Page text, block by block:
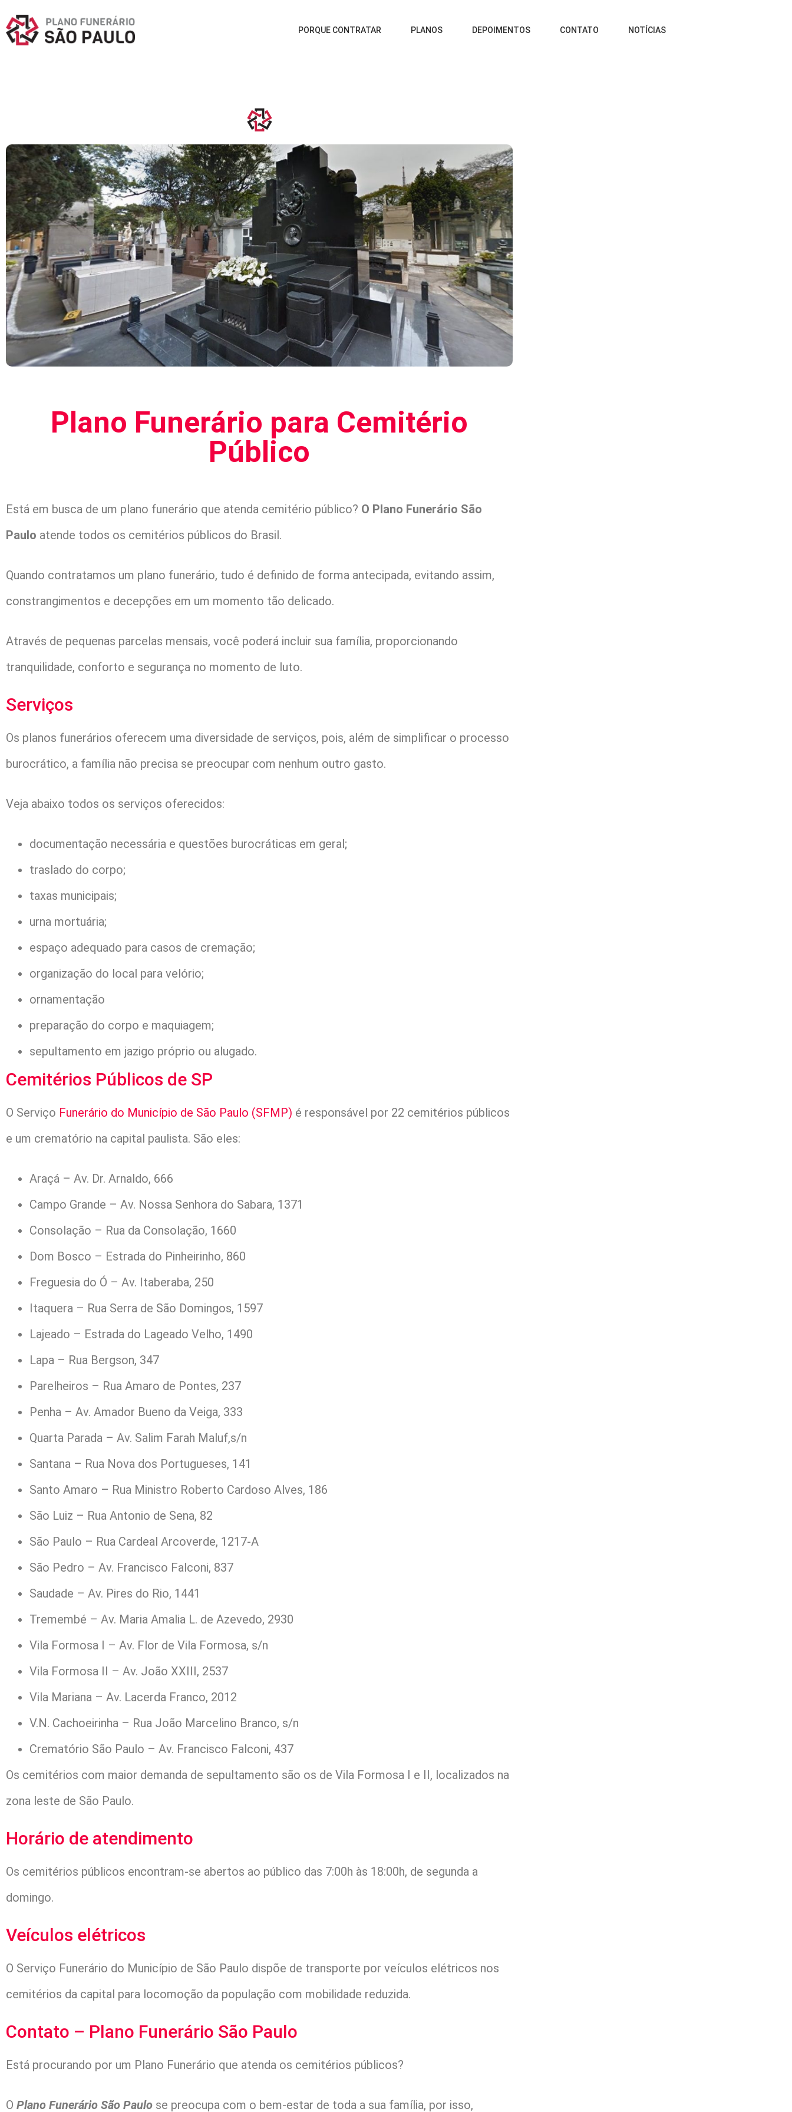
PORQUE CONTRATAR PLANOS DEPOIMENTOS CONTATO NOTÍCIAS
Plano Funerário para Cemitério
Público
Está em busca de um plano funerário que atenda cemitério público? O Plano Funerário São
Paulo atende todos os cemitérios públicos do Brasil.
Quando contratamos um plano funerário, tudo é definido de forma antecipada, evitando assim,
constrangimentos e decepções em um momento tão delicado.
Através de pequenas parcelas mensais, você poderá incluir sua família, proporcionando
tranquilidade, conforto e segurança no momento de luto.
Serviços
Os planos funerários oferecem uma diversidade de serviços, pois, além de simplificar o processo
burocrático, a família não precisa se preocupar com nenhum outro gasto.
Veja abaixo todos os serviços oferecidos:
documentação necessária e questões burocráticas em geral;
traslado do corpo;
taxas municipais;
urna mortuária;
espaço adequado para casos de cremação;
organização do local para velório;
ornamentação
preparação do corpo e maquiagem;
sepultamento em jazigo próprio ou alugado.
Cemitérios Públicos de SP
O Serviço Funerário do Município de São Paulo (SFMP) é responsável por 22 cemitérios públicos
e um crematório na capital paulista. São eles:
Araçá – Av. Dr. Arnaldo, 666
Campo Grande – Av. Nossa Senhora do Sabara, 1371
Consolação – Rua da Consolação, 1660
Dom Bosco – Estrada do Pinheirinho, 860
Freguesia do Ó – Av. Itaberaba, 250
Itaquera – Rua Serra de São Domingos, 1597
Lajeado – Estrada do Lageado Velho, 1490
Lapa – Rua Bergson, 347
Parelheiros – Rua Amaro de Pontes, 237
Penha – Av. Amador Bueno da Veiga, 333
Quarta Parada – Av. Salim Farah Maluf,s/n
Santana – Rua Nova dos Portugueses, 141
Santo Amaro – Rua Ministro Roberto Cardoso Alves, 186
São Luiz – Rua Antonio de Sena, 82
São Paulo – Rua Cardeal Arcoverde, 1217-A
São Pedro – Av. Francisco Falconi, 837
Saudade – Av. Pires do Rio, 1441
Tremembé – Av. Maria Amalia L. de Azevedo, 2930
Vila Formosa I – Av. Flor de Vila Formosa, s/n
Vila Formosa II – Av. João XXIII, 2537
Vila Mariana – Av. Lacerda Franco, 2012
V.N. Cachoeirinha – Rua João Marcelino Branco, s/n
Crematório São Paulo – Av. Francisco Falconi, 437
Os cemitérios com maior demanda de sepultamento são os de Vila Formosa I e II, localizados na
zona leste de São Paulo.
Horário de atendimento
Os cemitérios públicos encontram-se abertos ao público das 7:00h às 18:00h, de segunda a
domingo.
Veículos elétricos
O Serviço Funerário do Município de São Paulo dispõe de transporte por veículos elétricos nos
cemitérios da capital para locomoção da população com mobilidade reduzida.
Contato – Plano Funerário São Paulo
Está procurando por um Plano Funerário que atenda os cemitérios públicos?
O Plano Funerário São Paulo se preocupa com o bem-estar de toda a sua família, por isso,